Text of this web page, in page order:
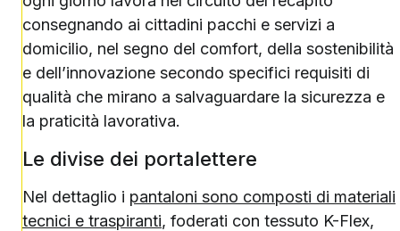
consegnando ai cittadini pacchi e servizi a
domicilio, nel segno del comfort, della sostenibilità
e dell’innovazione secondo specifici requisiti di
qualità che mirano a salvaguardare la sicurezza e
la praticità lavorativa.
Le divise dei portalettere
Nel dettaglio i pantaloni sono composti di materiali
tecnici e traspiranti, foderati con tessuto K-Flex,